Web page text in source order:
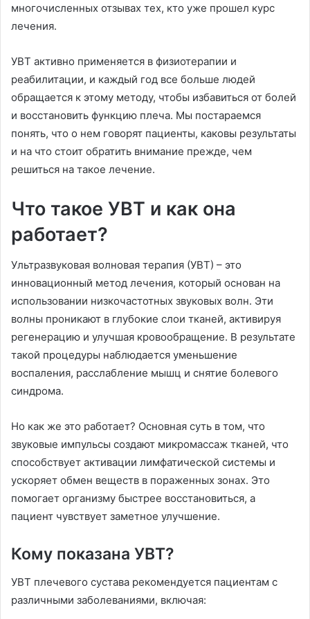
многочисленных отзывах тех, кто уже прошел курс
лечения.
УВТ активно применяется в физиотерапии и
реабилитации, и каждый год все больше людей
обращается к этому методу, чтобы избавиться от болей
и восстановить функцию плеча. Мы постараемся
понять, что о нем говорят пациенты, каковы результаты
и на что стоит обратить внимание прежде, чем
решиться на такое лечение.
Что такое УВТ и как она
работает?
Ультразвуковая волновая терапия (УВТ) – это
инновационный метод лечения, который основан на
использовании низкочастотных звуковых волн. Эти
волны проникают в глубокие слои тканей, активируя
регенерацию и улучшая кровообращение. В результате
такой процедуры наблюдается уменьшение
воспаления, расслабление мышц и снятие болевого
синдрома.
Но как же это работает? Основная суть в том, что
звуковые импульсы создают микромассаж тканей, что
способствует активации лимфатической системы и
ускоряет обмен веществ в пораженных зонах. Это
помогает организму быстрее восстановиться, а
пациент чувствует заметное улучшение.
Кому показана УВТ?
УВТ плечевого сустава рекомендуется пациентам с
различными заболеваниями, включая: